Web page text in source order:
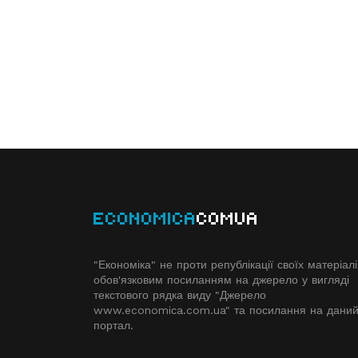
ECONOMICACOMUA
"Економіка" не проти републікації своїх
обов'язковим посиланням на джерело у вигляді
текстового рядка виду "Джерело
www.economiсa.com.ua" та посилання на даний
портал.